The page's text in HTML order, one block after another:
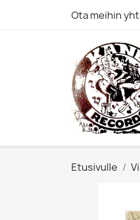
Ota meihin
Etusivulle